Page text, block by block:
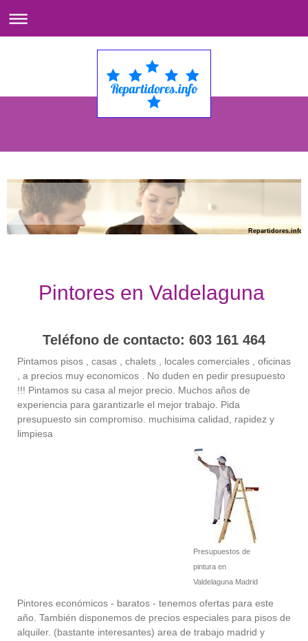
Repartidores.info
Pintores en Valdelaguna
Teléfono de contacto: 603 161 464
Pintamos pisos , casas , chalets , locales comerciales , oficinas
, a precios muy economicos . No duden en pedir presupuesto
!!! Pintamos su casa al mejor precio. Muchos años de
experiencia para garantizarle el mejor trabajo. Pida
presupuesto sin compromiso. muchisima calidad, rapidez y
limpiesa
Presupuestos de
pintura en
Valdelaguna Madrid
Pintores económicos - baratos - tenemos ofertas para este
año. También disponemos de precios especiales para pisos de
alquiler. (bastante interesantes) area de trabajo madrid y